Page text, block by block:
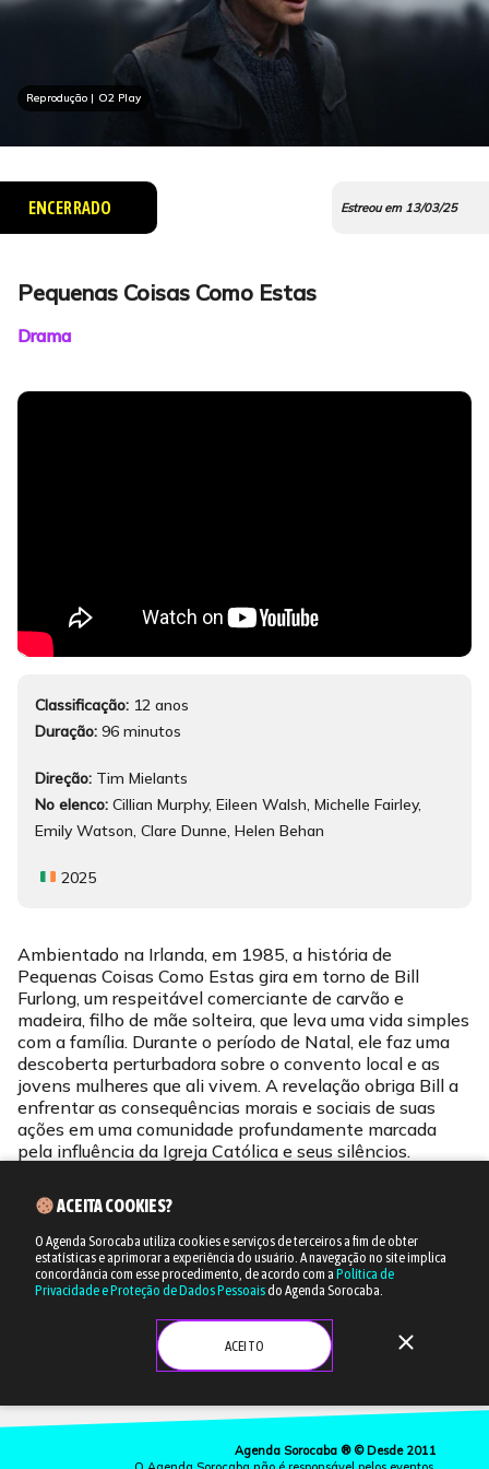
Reprodução | O2 Play
ENCERRADO Estreou em 13/03/25
Pequenas Coisas Como Estas
Drama
Classificação: 12 anos
Duração: 96 minutos
Direção: Tim Mielants
No elenco: Cillian Murphy, Eileen Walsh, Michelle Fairley,
Emily Watson, Clare Dunne, Helen Behan
2025
Ambientado na Irlanda, em 1985, a história de
Pequenas Coisas Como Estas gira em torno de Bill
Furlong, um respeitável comerciante de carvão e
madeira, filho de mãe solteira, que leva uma vida simples
com a família. Durante o período de Natal, ele faz uma
descoberta perturbadora sobre o convento local e as
jovens mulheres que ali vivem. A revelação obriga Bill a
enfrentar as consequências morais e sociais de suas
ações em uma comunidade profundamente marcada
pela influência da Igreja Católica e seus silêncios.
Agenda Sorocaba ® © Desde 2011
ACEITA COOKIES?
O Agenda Sorocaba utiliza cookies e serviços de terceiros a fim de obter
estatísticas e aprimorar a experiência do usuário. A navegação no site implica
concordância com esse procedimento, de acordo com a Política de
Privacidade e Proteção de Dados Pessoaisdo Agenda Sorocaba.
ACEITO close